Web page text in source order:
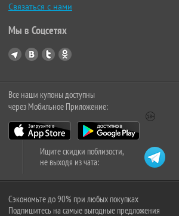
Связаться с нами
Мы в Соцсетях
Все наши купоны доступны
через Мобильное Приложение:
Ищите скидки поблизости,
не выходя из чата:
Сэкономьте до 90% при любых покупках
Подпишитесь на самые выгодные предложения